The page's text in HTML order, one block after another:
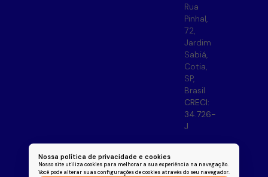
Nossa política de privacidade e cookies
Nosso site utiliza cookies para melhorar a sua experiência na navegação.
Você pode alterar suas configurações de cookies através do seu navegador.
Rua
Pinhal,
72,
Jardim
Sabiá,
Cotia,
SP,
Brasil
CRECI:
34.726-
J